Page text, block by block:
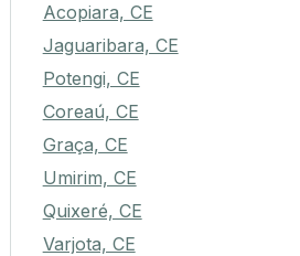
Acopiara, CE
Jaguaribara, CE
Potengi, CE
Coreaú, CE
Graça, CE
Umirim, CE
Quixeré, CE
Varjota, CE